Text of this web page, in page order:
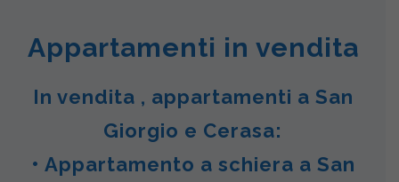
Appartamenti in vendita
In vendita , appartamenti a San
Giorgio e Cerasa:
• Appartamento a schiera a San